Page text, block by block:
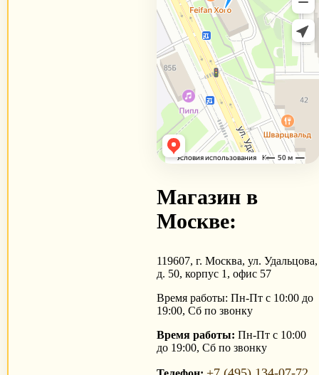
Магазин в
Москве:
119607, г. Москва, ул. Удальцова,
д. 50, корпус 1, офис 57
Время работы: Пн-Пт с 10:00 до
19:00, Сб по звонку
Время работы: Пн-Пт с 10:00
до 19:00, Сб по звонку